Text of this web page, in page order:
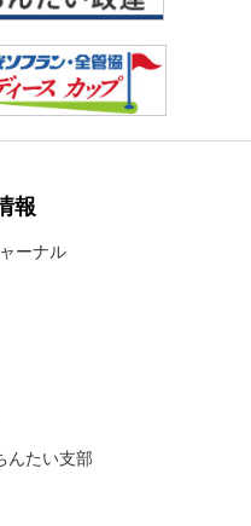
報
ーナル
んたい支部